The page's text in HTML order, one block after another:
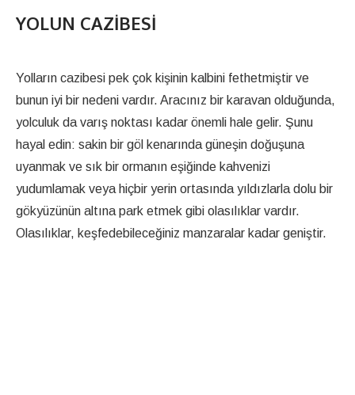
YOLUN CAZIBESI
Yolların cazibesi pek çok kişinin kalbini fethetmiştir ve
bunun iyi bir nedeni vardır. Aracınız bir karavan olduğunda,
yolculuk da varış noktası kadar önemli hale gelir. Şunu
hayal edin: sakin bir göl kenarında güneşin doğuşuna
uyanmak ve sık bir ormanın eşiğinde kahvenizi
yudumlamak veya hiçbir yerin ortasında yıldızlarla dolu bir
gökyüzünün altına park etmek gibi olasılıklar vardır.
Olasılıklar, keşfedebileceğiniz manzaralar kadar geniştir.